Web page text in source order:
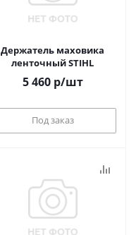
Держатель маховика
ленточный STIHL
5 460р/шт
Под заказ